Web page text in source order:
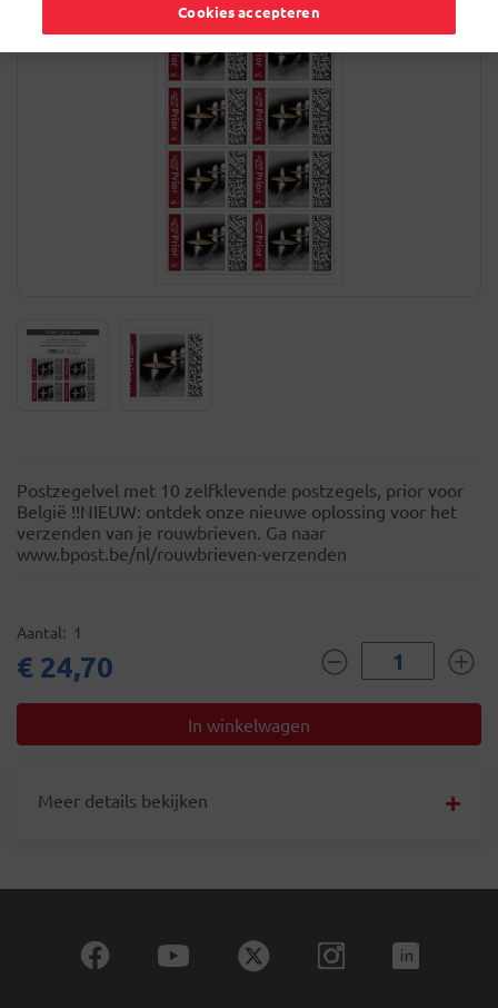
Postzegelvel met 10 zelfklevende postzegels, prior voor
België !!NIEUW: ontdek onze nieuwe oplossing voor het
verzenden van je rouwbrieven. Ga naar
www.bpost.be/nl/rouwbrieven-verzenden
Aantal 1
€ 24,70
Meer details bekijken
Cookies accepteren